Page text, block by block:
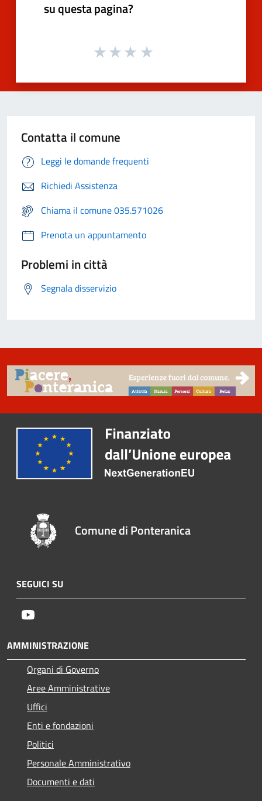
su questa pagina?
Contatta il comune
Leggi le domande frequenti
Richiedi Assistenza
Chiama il comune 035.571026
Prenota un appuntamento
Problemi in città
Segnala disservizio
Comune di Ponteranica
SEGUICI SU
AMMINISTRAZIONE
Organi di Governo
Aree Amministrative
Uffici
Enti e fondazioni
Politici
Personale Amministrativo
Documenti e dati